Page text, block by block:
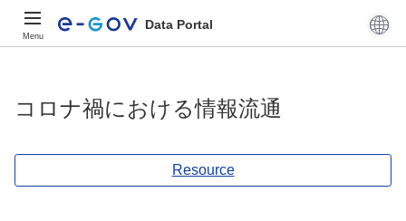
Menu
Data Portal
コロナ禍における情報流通
Resource